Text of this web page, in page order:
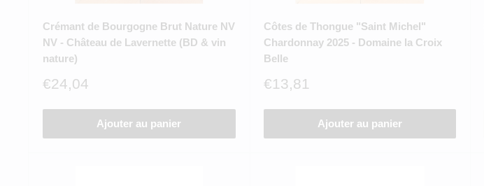
Crémant de Bourgogne Brut Nature NV
NV - Château de Lavernette (BD & vin
nature)
Prix
€24,04
Ajouter au panier
Côtes de Thongue "Saint Michel"
Chardonnay 2025 - Domaine la Croix
Belle
Prix
€13,81
Ajouter au panier